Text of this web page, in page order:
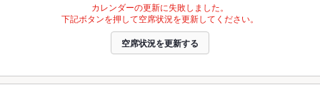
カレンダーの更新に失敗しました。
下記ボタンを押して空席状況を更新してください。
空席状況を更新する